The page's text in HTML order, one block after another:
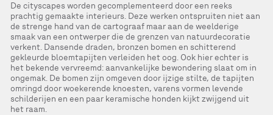
De cityscapes worden gecomplementeerd door een reeks
prachtig gemaakte interieurs. Deze werken ontspruiten niet aan
de strenge hand van de cartograaf maar aan de weelderige
smaak van een ontwerper die de grenzen van natuurdecoratie
verkent. Dansende draden, bronzen bomen en schitterend
gekleurde bloemtapijten verleiden het oog. Ook hier echter is
het bekende vervreemd: aanvankelijke bewondering slaat om in
ongemak. De bomen zijn omgeven door ijzige stilte, de tapijten
omringd door woekerende knoesten, varens vormen levende
schilderijen en een paar keramische honden kijkt zwijgend uit
het raam.